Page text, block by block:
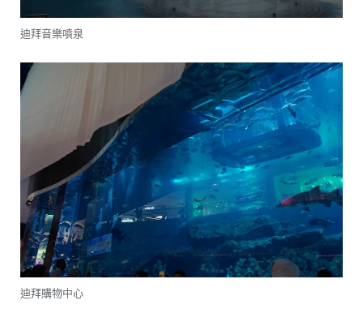
迪拜音樂噴泉
迪拜購物中心